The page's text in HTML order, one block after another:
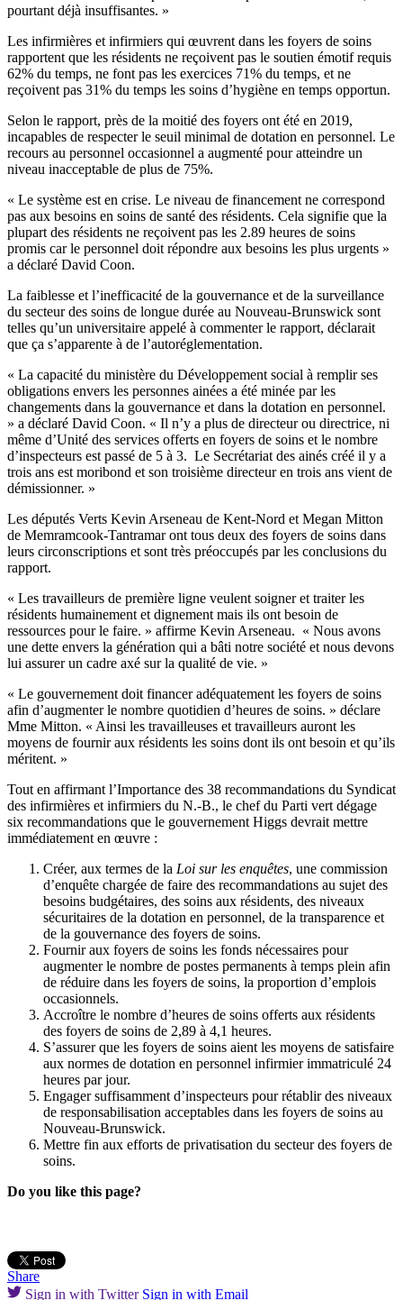
pourtant déjà insuffisantes. »
Les infirmières et infirmiers qui œuvrent dans les foyers de soins
rapportent que les résidents ne reçoivent pas le soutien émotif requis
62% du temps, ne font pas les exercices 71% du temps, et ne
reçoivent pas 31% du temps les soins d’hygiène en temps opportun.
Selon le rapport, près de la moitié des foyers ont été en 2019,
incapables de respecter le seuil minimal de dotation en personnel. Le
recours au personnel occasionnel a augmenté pour atteindre un
niveau inacceptable de plus de 75%.
« Le système est en crise. Le niveau de financement ne correspond
pas aux besoins en soins de santé des résidents. Cela signifie que la
plupart des résidents ne reçoivent pas les 2.89 heures de soins
promis car le personnel doit répondre aux besoins les plus urgents »
a déclaré David Coon.
La faiblesse et l’inefficacité de la gouvernance et de la surveillance
du secteur des soins de longue durée au Nouveau-Brunswick sont
telles qu’un universitaire appelé à commenter le rapport, déclarait
que ça s’apparente à de l’autoréglementation.
« La capacité du ministère du Développement social à remplir ses
obligations envers les personnes ainées a été minée par les
changements dans la gouvernance et dans la dotation en personnel.
» a déclaré David Coon. « Il n’y a plus de directeur ou directrice, ni
même d’Unité des services offerts en foyers de soins et le nombre
d’inspecteurs est passé de 5 à 3. Le Secrétariat des ainés créé il y a
trois ans est moribond et son troisième directeur en trois ans vient de
démissionner. »
Les députés Verts Kevin Arseneau de Kent-Nord et Megan Mitton
de Memramcook-Tantramar ont tous deux des foyers de soins dans
leurs circonscriptions et sont très préoccupés par les conclusions du
rapport.
« Les travailleurs de première ligne veulent soigner et traiter les
résidents humainement et dignement mais ils ont besoin de
ressources pour le faire. » affirme Kevin Arseneau. « Nous avons
une dette envers la génération qui a bâti notre société et nous devons
lui assurer un cadre axé sur la qualité de vie. »
« Le gouvernement doit financer adéquatement les foyers de soins
afin d’augmenter le nombre quotidien d’heures de soins. » déclare
Mme Mitton. « Ainsi les travailleuses et travailleurs auront les
moyens de fournir aux résidents les soins dont ils ont besoin et qu’ils
méritent. »
Tout en affirmant l’Importance des 38 recommandations du Syndicat
des infirmières et infirmiers du N.-B., le chef du Parti vert dégage
six recommandations que le gouvernement Higgs devrait mettre
immédiatement en œuvre :
Créer, aux termes de la Loi sur les enquêtes, une commission
d’enquête chargée de faire des recommandations au sujet des
besoins budgétaires, des soins aux résidents, des niveaux
sécuritaires de la dotation en personnel, de la transparence et
de la gouvernance des foyers de soins.
Fournir aux foyers de soins les fonds nécessaires pour
augmenter le nombre de postes permanents à temps plein afin
de réduire dans les foyers de soins, la proportion d’emplois
occasionnels.
Accroître le nombre d’heures de soins offerts aux résidents
des foyers de soins de 2,89 à 4,1 heures.
S’assurer que les foyers de soins aient les moyens de satisfaire
aux normes de dotation en personnel infirmier immatriculé 24
heures par jour.
Engager suffisamment d’inspecteurs pour rétablir des niveaux
de responsabilisation acceptables dans les foyers de soins au
Nouveau-Brunswick.
Mettre fin aux efforts de privatisation du secteur des foyers de
soins.
Do you like this page?
Share
Sign in with Twitter Sign in with Email